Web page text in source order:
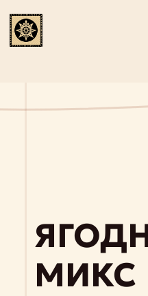
МИКС